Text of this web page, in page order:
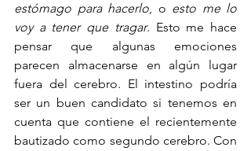
estómago para hacerlo, o esto me lo
voy a tener que tragar. Esto me hace
pensar que algunas emociones
parecen almacenarse en algún lugar
fuera del cerebro. El intestino podría
ser un buen candidato si tenemos en
cuenta que contiene el recientemente
bautizado como segundo cerebro. Con